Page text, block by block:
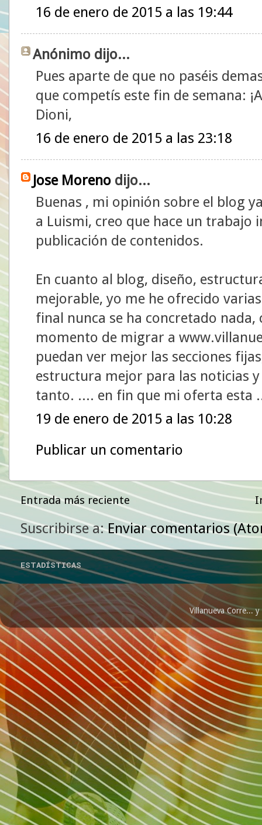
16 de enero de 2015 a las 19:44
Anónimo dijo...
Pues aparte de que no paséis
que competís este fin de semana:
Dioni,
16 de enero de 2015 a las 23:18
Jose Moreno dijo...
Buenas , mi opinión sobre el blog
a Luismi, creo que hace un trabajo
publicación de contenidos.
En cuanto al blog, diseño,
mejorable, yo me he ofrecido
final nunca se ha concretado nada,
momento de migrar a
puedan ver mejor las secciones
estructura mejor para las noticias
tanto. .... en fin que mi oferta esta
19 de enero de 2015 a las 10:28
Publicar un comentario
Entrada más reciente
Suscribirse a:Enviar comentarios
ESTADÍSTICAS
Villanueva Corre...